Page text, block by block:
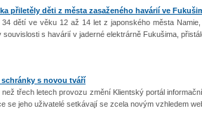
přiletěly děti z města zasaženého havárií ve
34 dětí ve věku 12 až 14 let z japonského města
souvislosti s havárií v jaderné elektrárně Fukušima,
schránky s novou tváří
než třech letech provozu změní Klientský portál
se jeho uživatelé setkávají se zcela novým vzhledem